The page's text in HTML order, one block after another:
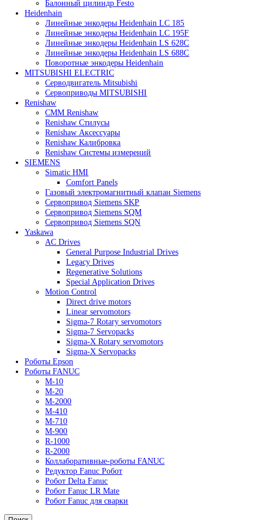
Плата FANUC PCB
Энкодеры Fanuc
Festo
Балонный цилиндр Festo
Heidenhain
Линейные энкодеры Heidenhain LC 185
Линейные энкодеры Heidenhain LC 195F
Линейные энкодеры Heidenhain LS 628C
Линейные энкодеры Heidenhain LS 688C
Поворотные энкодеры Heidenhain
MITSUBISHI ELECTRIC
Серводвигатель Mitsubishi
Сервоприводы MITSUBISHI
Renishaw
CMM Renishaw
Renishaw Cтилусы
Renishaw Аксессуары
Renishaw Калибровка
Renishaw Системы измерений
SIEMENS
Simatic HMI
Comfort Panels
Газовый электромагнитный клапан Siemens
Сервопривод Siemens SKP
Сервопривод Siemens SQM
Сервопривод Siemens SQN
Yaskawa
AC Drives
General Purpose Industrial Drives
Legacy Drives
Regenerative Solutions
Special Application Drives
Motion Control
Роботы Epson
Роботы FANUC
M-10
M-20
M-2000
M-410